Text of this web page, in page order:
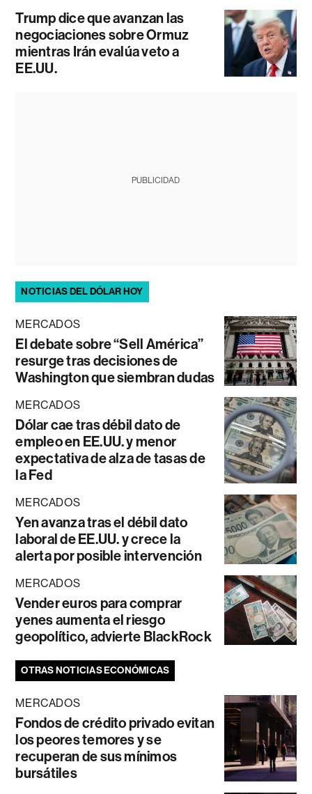
Trump dice que avanzan las
negociaciones sobre Ormuz
mientras Irán evalúa veto a
EE.UU.
PUBLICIDAD
NOTICIAS DEL DÓLAR HOY
MERCADOS
El debate sobre “Sell América”
resurge tras decisiones de
Washington que siembran dudas
MERCADOS
Dólar cae tras débil dato de
empleo en EE.UU. y menor
expectativa de alza de tasas de
la Fed
MERCADOS
Yen avanza tras el débil dato
laboral de EE.UU. y crece la
alerta por posible intervención
MERCADOS
Vender euros para comprar
yenes aumenta el riesgo
geopolítico, advierte BlackRock
OTRAS NOTICIAS ECONÓMICAS
MERCADOS
Fondos de crédito privado evitan
los peores temores y se
recuperan de sus mínimos
bursátiles